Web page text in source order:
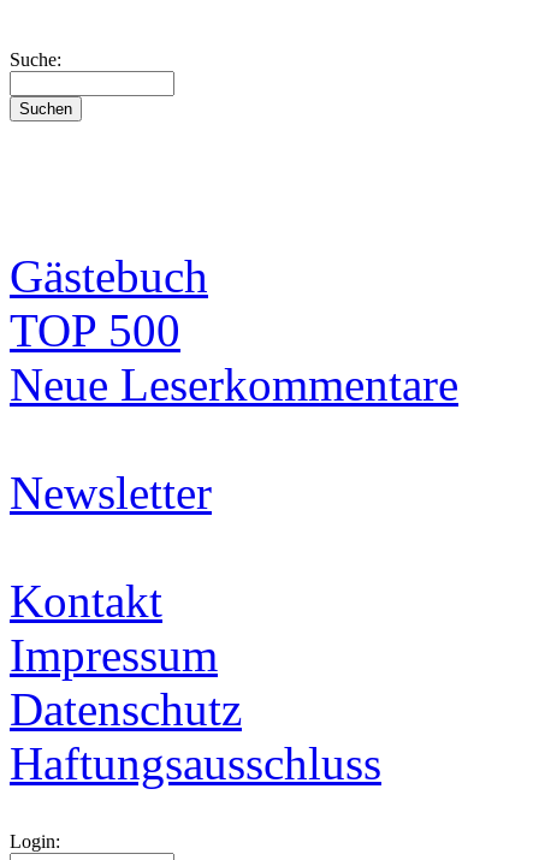
Suche:
Gästebuch
TOP 500
Neue Leserkommentare
Newsletter
Kontakt
Impressum
Datenschutz
Haftungsausschluss
Login: